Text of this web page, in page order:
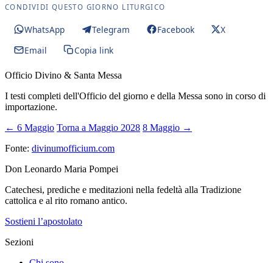
CONDIVIDI QUESTO GIORNO LITURGICO
WhatsApp Telegram Facebook
X
Email
Copia link
Officio Divino & Santa Messa
I testi completi dell'Officio del giorno e della Messa sono in corso di
importazione.
← 6 Maggio Torna a Maggio 2028 8 Maggio →
Fonte: divinumofficium.com
Don Leonardo Maria Pompei
Catechesi, prediche e meditazioni nella fedeltà alla Tradizione
cattolica e al rito romano antico.
Sostieni l’apostolato
Sezioni